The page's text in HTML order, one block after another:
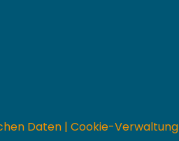
Daten | Cookie-Verwaltung